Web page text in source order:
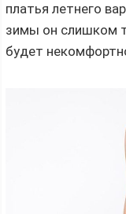
платья летнего
зимы он слишком
будет